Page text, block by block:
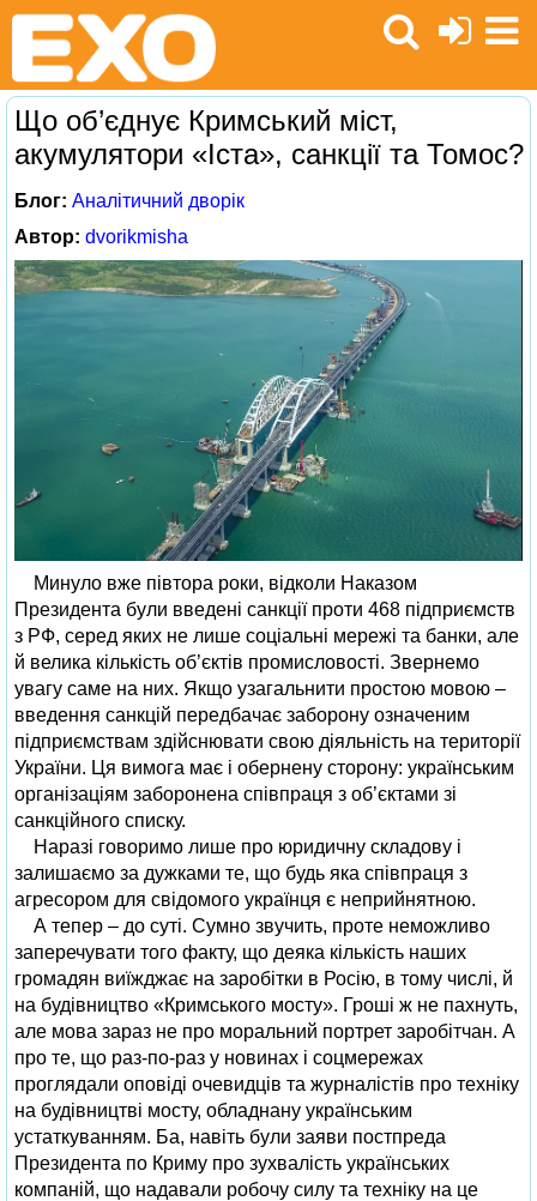
Що об’єднує Кримський міст,
акумулятори «Іста», санкції та Томос?
Блог: Аналітичний дворік
Автор: dvorikmisha
Минуло вже півтора роки, відколи Наказом
Президента були введені санкції проти 468 підприємств
з РФ, серед яких не лише соціальні мережі та банки, але
й велика кількість об’єктів промисловості. Звернемо
увагу саме на них. Якщо узагальнити простою мовою –
введення санкцій передбачає заборону означеним
підприємствам здійснювати свою діяльність на території
України. Ця вимога має і обернену сторону: українським
організаціям заборонена співпраця з об’єктами зі
санкційного списку.
Наразі говоримо лише про юридичну складову і
залишаємо за дужками те, що будь яка співпраця з
агресором для свідомого українця є неприйнятною.
А тепер – до суті. Сумно звучить, проте неможливо
заперечувати того факту, що деяка кількість наших
громадян виїжджає на заробітки в Росію, в тому числі, й
на будівництво «Кримського мосту». Гроші ж не пахнуть,
але мова зараз не про моральний портрет заробітчан. А
про те, що раз-по-раз у новинах і соцмережах
проглядали оповіді очевидців та журналістів про техніку
на будівництві мосту, обладнану українським
устаткуванням. Ба, навіть були заяви постпреда
Президента по Криму про зухвалість українських
компаній, що надавали робочу силу та техніку на це